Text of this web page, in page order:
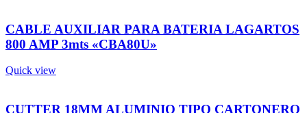
CABLE AUXILIAR PARA BATERIA LAGARTOS
800 AMP 3mts «CBA80U»
Quick view
CUTTER 18MM ALUMINIO TIPO CARTONERO